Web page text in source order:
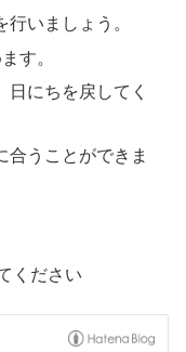
いましょう。
す。
日にちを戻してく
合うことができま
ください